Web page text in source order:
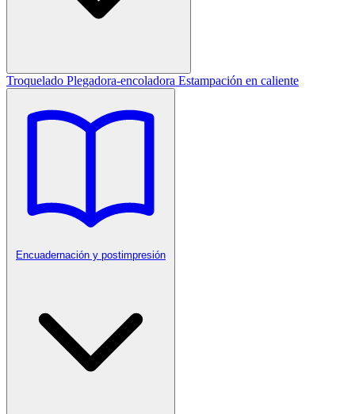
Troquelado Plegadora-encoladora Estampación en caliente
Encuadernación y postimpresión